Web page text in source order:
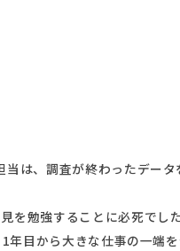
は、調査が終わったデータ
を勉強することに必死でし
年目から大きな仕事の一端